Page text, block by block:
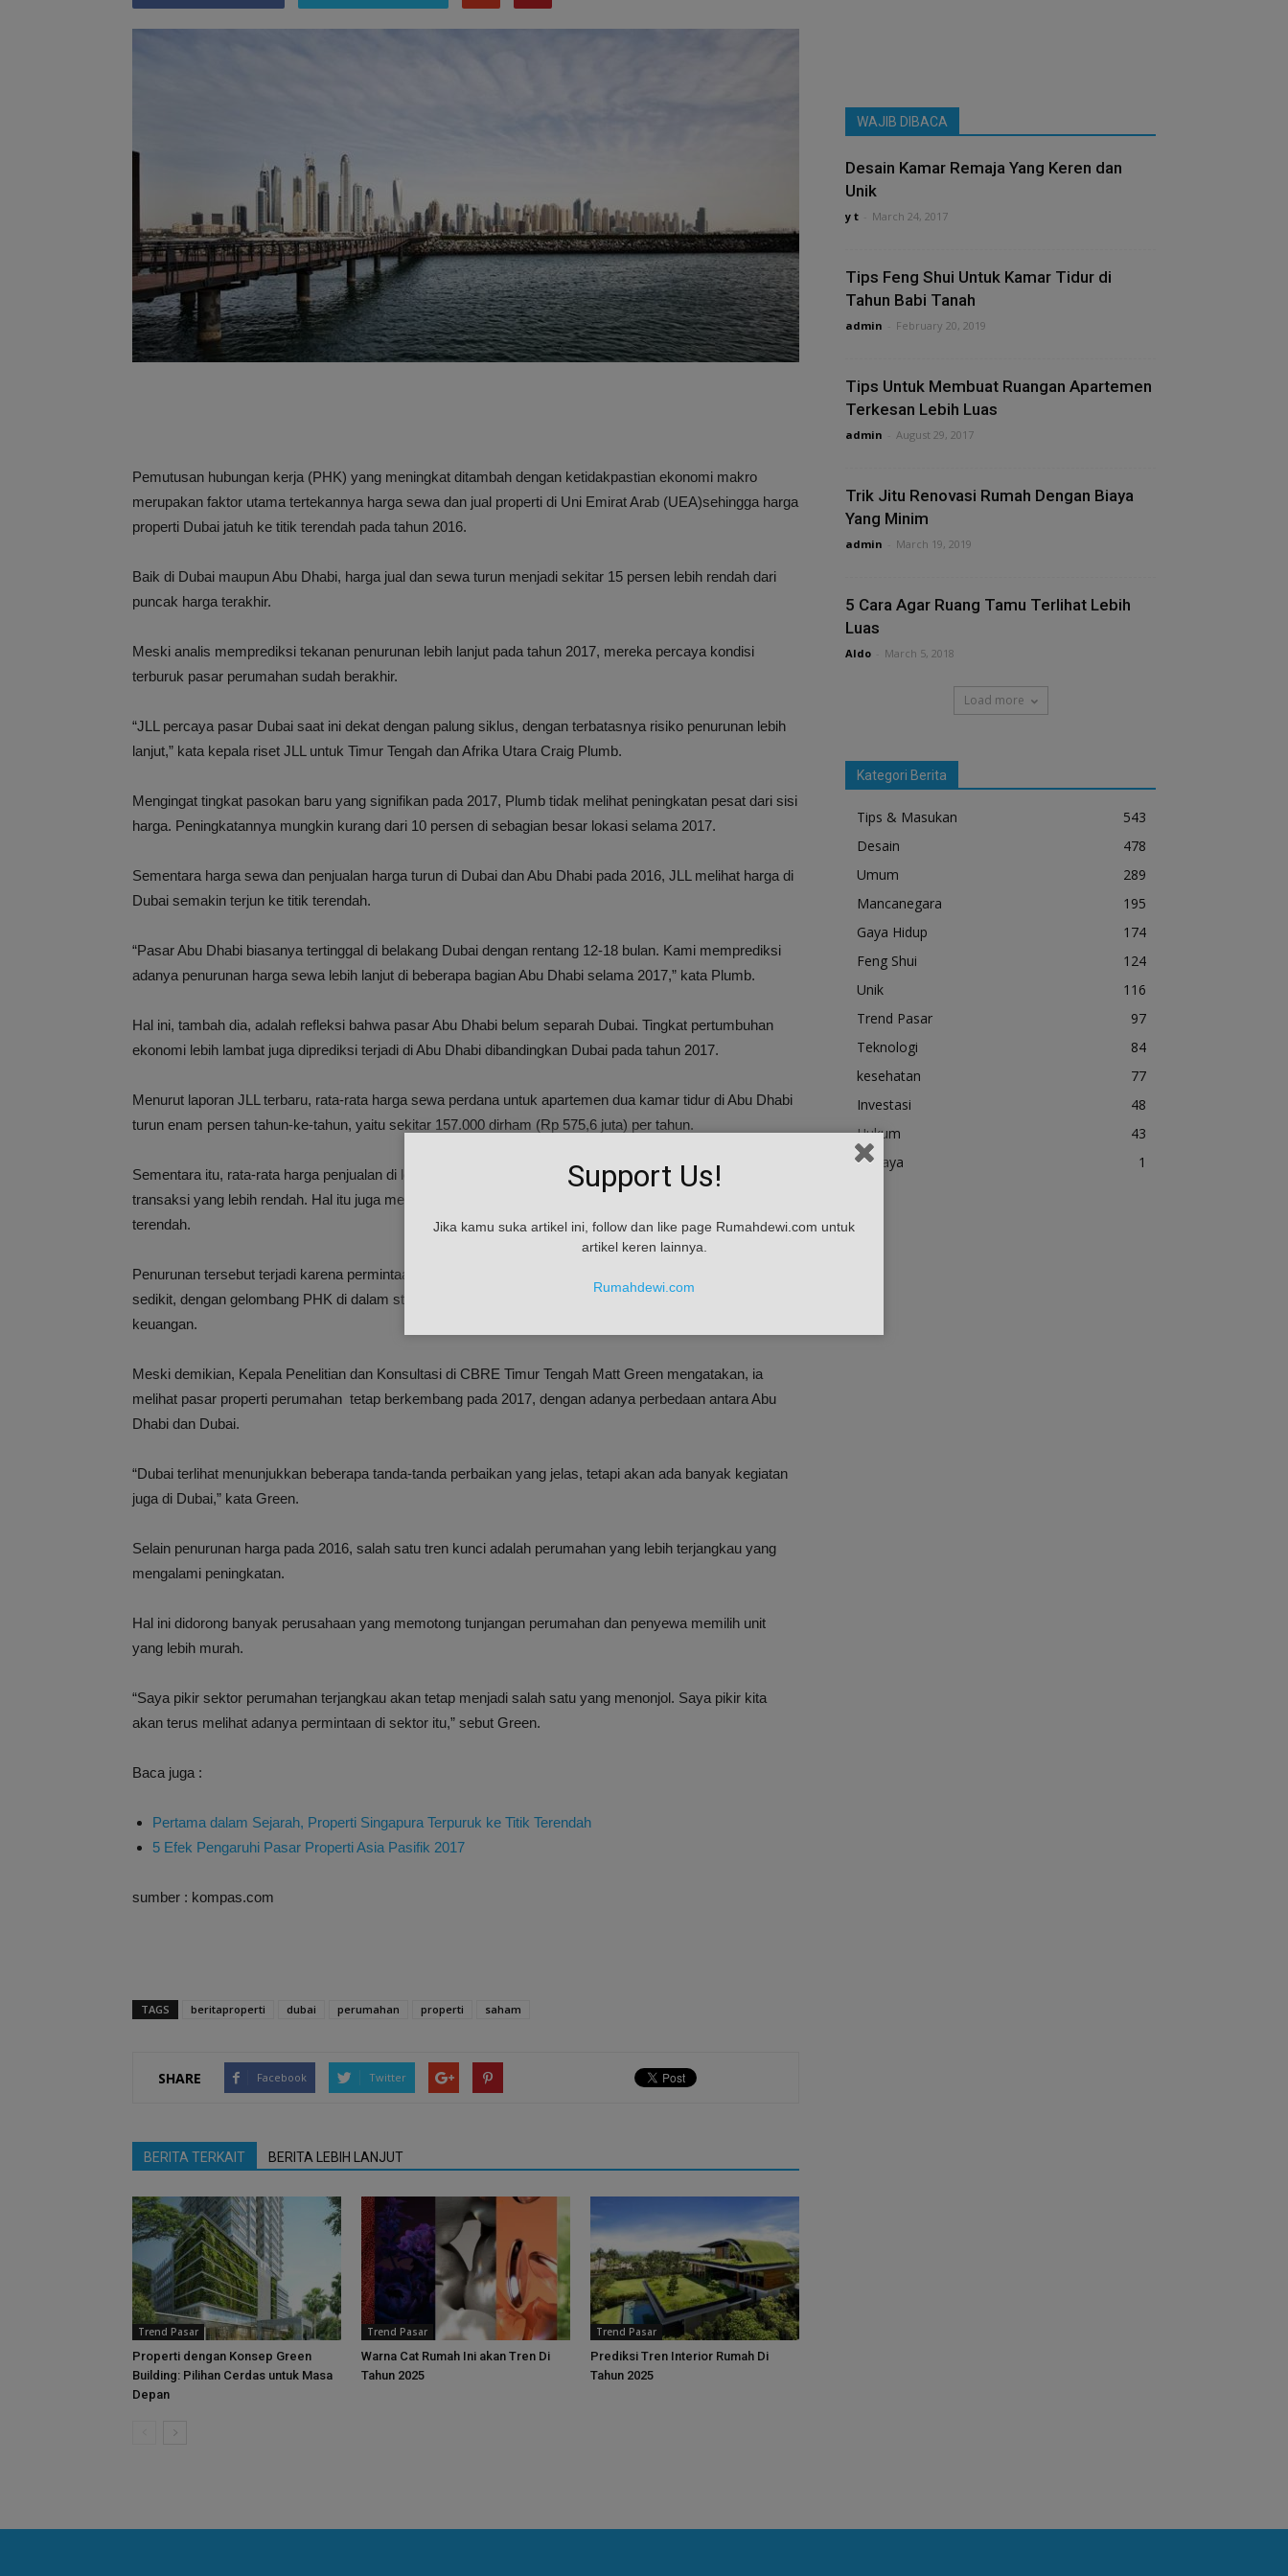
Pemutusan hubungan kerja (PHK) yang meningkat ditambah dengan ketidakpastian ekonomi makro
merupakan faktor utama tertekannya harga sewa dan jual properti di Uni Emirat Arab (UEA)sehingga harga
properti Dubai jatuh ke titik terendah pada tahun 2016.
Baik di Dubai maupun Abu Dhabi, harga jual dan sewa turun menjadi sekitar 15 persen lebih rendah dari
puncak harga terakhir.
Meski analis memprediksi tekanan penurunan lebih lanjut pada tahun 2017, mereka percaya kondisi
terburuk pasar perumahan sudah berakhir.
“JLL percaya pasar Dubai saat ini dekat dengan palung siklus, dengan terbatasnya risiko penurunan lebih
lanjut,” kata kepala riset JLL untuk Timur Tengah dan Afrika Utara Craig Plumb.
Mengingat tingkat pasokan baru yang signifikan pada 2017, Plumb tidak melihat peningkatan pesat dari sisi
harga. Peningkatannya mungkin kurang dari 10 persen di sebagian besar lokasi selama 2017.
Sementara harga sewa dan penjualan harga turun di Dubai dan Abu Dhabi pada 2016, JLL melihat harga di
Dubai semakin terjun ke titik terendah.
“Pasar Abu Dhabi biasanya tertinggal di belakang Dubai dengan rentang 12-18 bulan. Kami memprediksi
adanya penurunan harga sewa lebih lanjut di beberapa bagian Abu Dhabi selama 2017,” kata Plumb.
Hal ini, tambah dia, adalah refleksi bahwa pasar Abu Dhabi belum separah Dubai. Tingkat pertumbuhan
ekonomi lebih lambat juga diprediksi terjadi di Abu Dhabi dibandingkan Dubai pada tahun 2017.
Menurut laporan JLL terbaru, rata-rata harga sewa perdana untuk apartemen dua kamar tidur di Abu Dhabi
turun enam persen tahun-ke-tahun, yaitu sekitar 157.000 dirham (Rp 575,6 juta) per tahun.
Sementara itu, rata-rata harga penjualan di lokasi utama turun 11 persen secara tahunan dengan volume
transaksi yang lebih rendah. Hal itu juga menjadi salah satu penyebab harga properti dubai jatuh ke titik
terendah.
Penurunan tersebut terjadi karena permintaan yang lebih rendah sebagai buntut jumlah karyawan lebih
sedikit, dengan gelombang PHK di dalam struktur pemerintahan, bidang minyak dan gas, dan sektor jasa
keuangan.
Meski demikian, Kepala Penelitian dan Konsultasi di CBRE Timur Tengah Matt Green mengatakan, ia
melihat pasar properti perumahan tetap berkembang pada 2017, dengan adanya perbedaan antara Abu
Dhabi dan Dubai.
“Dubai terlihat menunjukkan beberapa tanda-tanda perbaikan yang jelas, tetapi akan ada banyak kegiatan
juga di Dubai,” kata Green.
Selain penurunan harga pada 2016, salah satu tren kunci adalah perumahan yang lebih terjangkau yang
mengalami peningkatan.
Hal ini didorong banyak perusahaan yang memotong tunjangan perumahan dan penyewa memilih unit
yang lebih murah.
“Saya pikir sektor perumahan terjangkau akan tetap menjadi salah satu yang menonjol. Saya pikir kita
akan terus melihat adanya permintaan di sektor itu,” sebut Green.
Baca juga :
Pertama dalam Sejarah, Properti Singapura Terpuruk ke Titik Terendah
5 Efek Pengaruhi Pasar Properti Asia Pasifik 2017
sumber : kompas.com
TAGS beritaproperti dubai perumahan properti saham
SHARE Facebook Twitter
BERITA TERKAIT BERITA LEBIH LANJUT
Trend Pasar
Properti dengan Konsep Green
Building: Pilihan Cerdas untuk Masa
Depan
Trend Pasar
Warna Cat Rumah Ini akan Tren Di
Tahun 2025
Trend Pasar
Prediksi Tren Interior Rumah Di
Tahun 2025
WAJIB DIBACA
Desain Kamar Remaja Yang Keren dan
Unik
y t March 24, 2017
Tips Feng Shui Untuk Kamar Tidur di
Tahun Babi Tanah
admin February 20, 2019
Tips Untuk Membuat Ruangan Apartemen
Terkesan Lebih Luas
admin August 29, 2017
Trik Jitu Renovasi Rumah Dengan Biaya
Yang Minim
admin March 19, 2019
5 Cara Agar Ruang Tamu Terlihat Lebih
Luas
Aldo March 5, 2018
Load more
Kategori Berita
Tips & Masukan
543
Desain
478
Umum
289
Mancanegara
195
Gaya Hidup
174
Feng Shui
124
Unik
116
Trend Pasar
97
Teknologi
84
kesehatan
77
Investasi
48
Hukum
43
Budaya
1
Support Us!
Jika kamu suka artikel ini, follow dan like page Rumahdewi.com untuk
artikel keren lainnya.
Rumahdewi.com